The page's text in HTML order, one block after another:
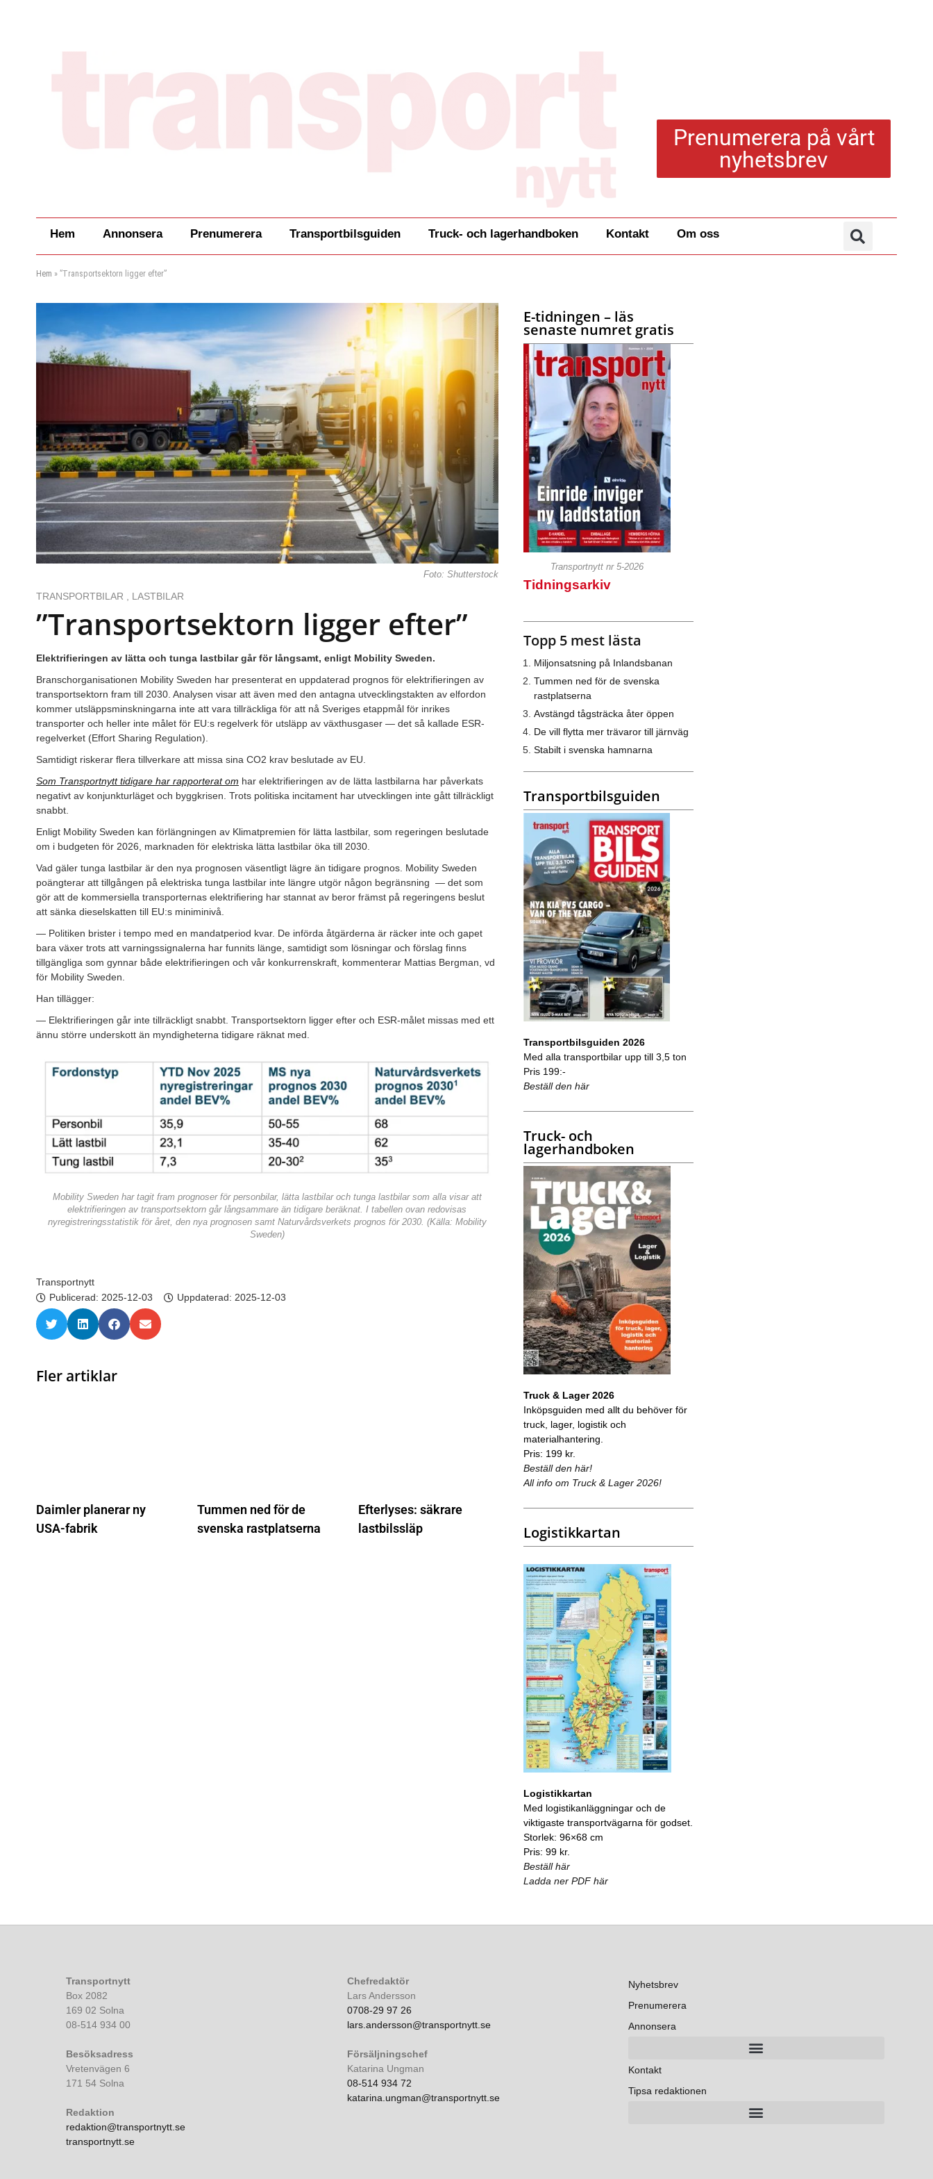
Prenumerera på vårt
nyhetsbrev
Hem Annonsera Prenumerera Transportbilsguiden Truck- och lagerhandboken Kontakt Om oss
Hem » ”Transportsektorn ligger efter”
Foto: Shutterstock
TRANSPORTBILAR LASTBILAR
”Transportsektorn ligger efter”
Elektrifieringen av lätta och tunga lastbilar går för långsamt, enligt Mobility Sweden.
Branschorganisationen Mobility Sweden har presenterat en uppdaterad prognos för elektrifieringen av
transportsektorn fram till 2030. Analysen visar att även med den antagna utvecklingstakten av elfordon
kommer utsläppsminskningarna inte att vara tillräckliga för att nå Sveriges etappmål för inrikes
transporter och heller inte målet för EU:s regelverk för utsläpp av växthusgaser — det så kallade ESR-
regelverket (Effort Sharing Regulation).
Samtidigt riskerar flera tillverkare att missa sina CO2 krav beslutade av EU.
Som Transportnytt tidigare har rapporterat om har elektrifieringen av de lätta lastbilarna har påverkats
negativt av konjunkturläget och byggkrisen. Trots politiska incitament har utvecklingen inte gått tillräckligt
snabbt.
Enligt Mobility Sweden kan förlängningen av Klimatpremien för lätta lastbilar, som regeringen beslutade
om i budgeten för 2026, marknaden för elektriska lätta lastbilar öka till 2030.
Vad gäler tunga lastbilar är den nya prognosen väsentligt lägre än tidigare prognos. Mobility Sweden
poängterar att tillgången på elektriska tunga lastbilar inte längre utgör någon begränsning — det som
gör att de kommersiella transporternas elektrifiering har stannat av beror främst på regeringens beslut
att sänka dieselskatten till EU:s miniminivå.
— Politiken brister i tempo med en mandatperiod kvar. De införda åtgärderna är räcker inte och gapet
bara växer trots att varningssignalerna har funnits länge, samtidigt som lösningar och förslag finns
tillgängliga som gynnar både elektrifieringen och vår konkurrenskraft, kommenterar Mattias Bergman, vd
för Mobility Sweden.
Han tillägger:
— Elektrifieringen går inte tillräckligt snabbt. Transportsektorn ligger efter och ESR-målet missas med ett
ännu större underskott än myndigheterna tidigare räknat med.
Mobility Sweden har tagit fram prognoser för personbilar, lätta lastbilar och tunga lastbilar som alla visar att
elektrifieringen av transportsektorn går långsammare än tidigare beräknat. I tabellen ovan redovisas
nyregistreringsstatistik för året, den nya prognosen samt Naturvårdsverkets prognos för 2030. (Källa: Mobility
Sweden)
Transportnytt
Publicerad: 2025-12-03 Uppdaterad: 2025-12-03
Fler artiklar
Daimler planerar ny
USA-fabrik
Tummen ned för de
svenska rastplatserna
Efterlyses: säkrare
lastbilssläp
E-tidningen – läs
senaste numret gratis
Transportnytt nr 5-2026
Tidningsarkiv
Topp 5 mest lästa
Miljonsatsning på Inlandsbanan
Tummen ned för de svenska
rastplatserna
Avstängd tågsträcka åter öppen
De vill flytta mer trävaror till järnväg
Stabilt i svenska hamnarna
Transportbilsguiden
Transportbilsguiden 2026
Med alla transportbilar upp till 3,5 ton
Pris 199:-
Beställ den här
Truck- och
lagerhandboken
Truck & Lager 2026
Inköpsguiden med allt du behöver för
truck, lager, logistik och
materialhantering.
Pris: 199 kr.
Beställ den här!
All info om Truck & Lager 2026!
Logistikkartan
Logistikkartan
Med logistikanläggningar och de
viktigaste transportvägarna för godset.
Storlek: 96×68 cm
Pris: 99 kr.
Beställ här
Ladda ner PDF här
Transportnytt
Box 2082
169 02 Solna
08-514 934 00
Besöksadress
Vretenvägen 6
171 54 Solna
Redaktion
redaktion@transportnytt.se
transportnytt.se
Chefredaktör
Lars Andersson
0708-29 97 26
lars.andersson@transportnytt.se
Försäljningschef
Katarina Ungman
08-514 934 72
katarina.ungman@transportnytt.se
Nyhetsbrev
Prenumerera
Annonsera
Kontakt
Tipsa redaktionen